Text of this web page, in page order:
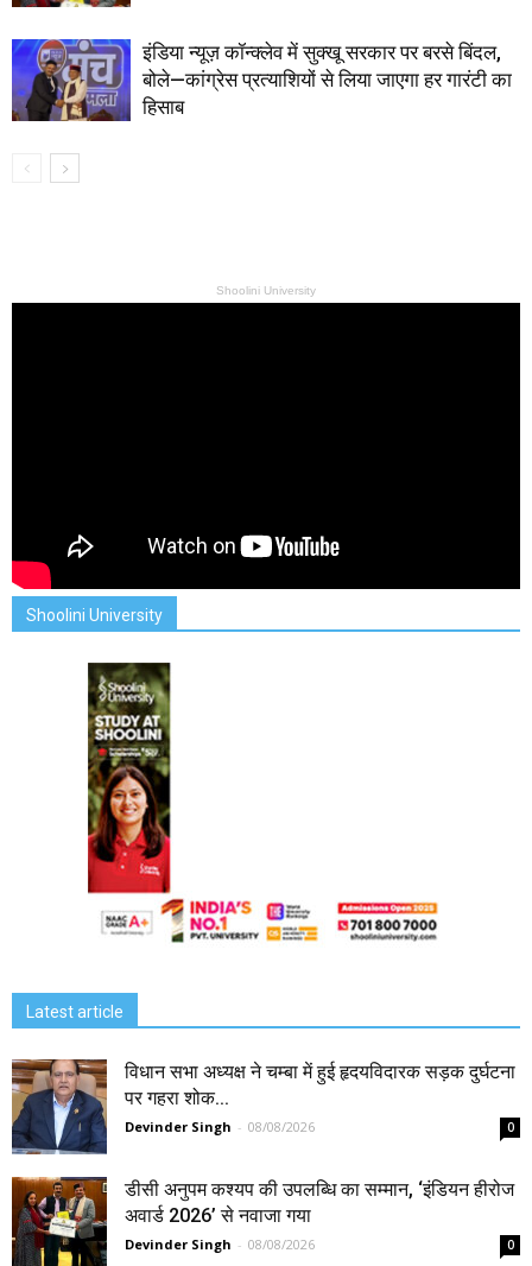
इंडिया न्यूज़ कॉन्क्लेव में सुक्खू सरकार पर बरसे बिंदल,
बोले—कांग्रेस प्रत्याशियों से लिया जाएगा हर गारंटी का
हिसाब
Shoolini University
Shoolini University
Latest article
विधान सभा अध्यक्ष ने चम्बा में हुई हृदयविदारक सड़क दुर्घटना
पर गहरा शोक...
Devinder Singh - 08/08/2026 0
डीसी अनुपम कश्यप की उपलब्धि का सम्मान, ‘इंडियन हीरोज
अवार्ड 2026’ से नवाजा गया
Devinder Singh - 08/08/2026 0